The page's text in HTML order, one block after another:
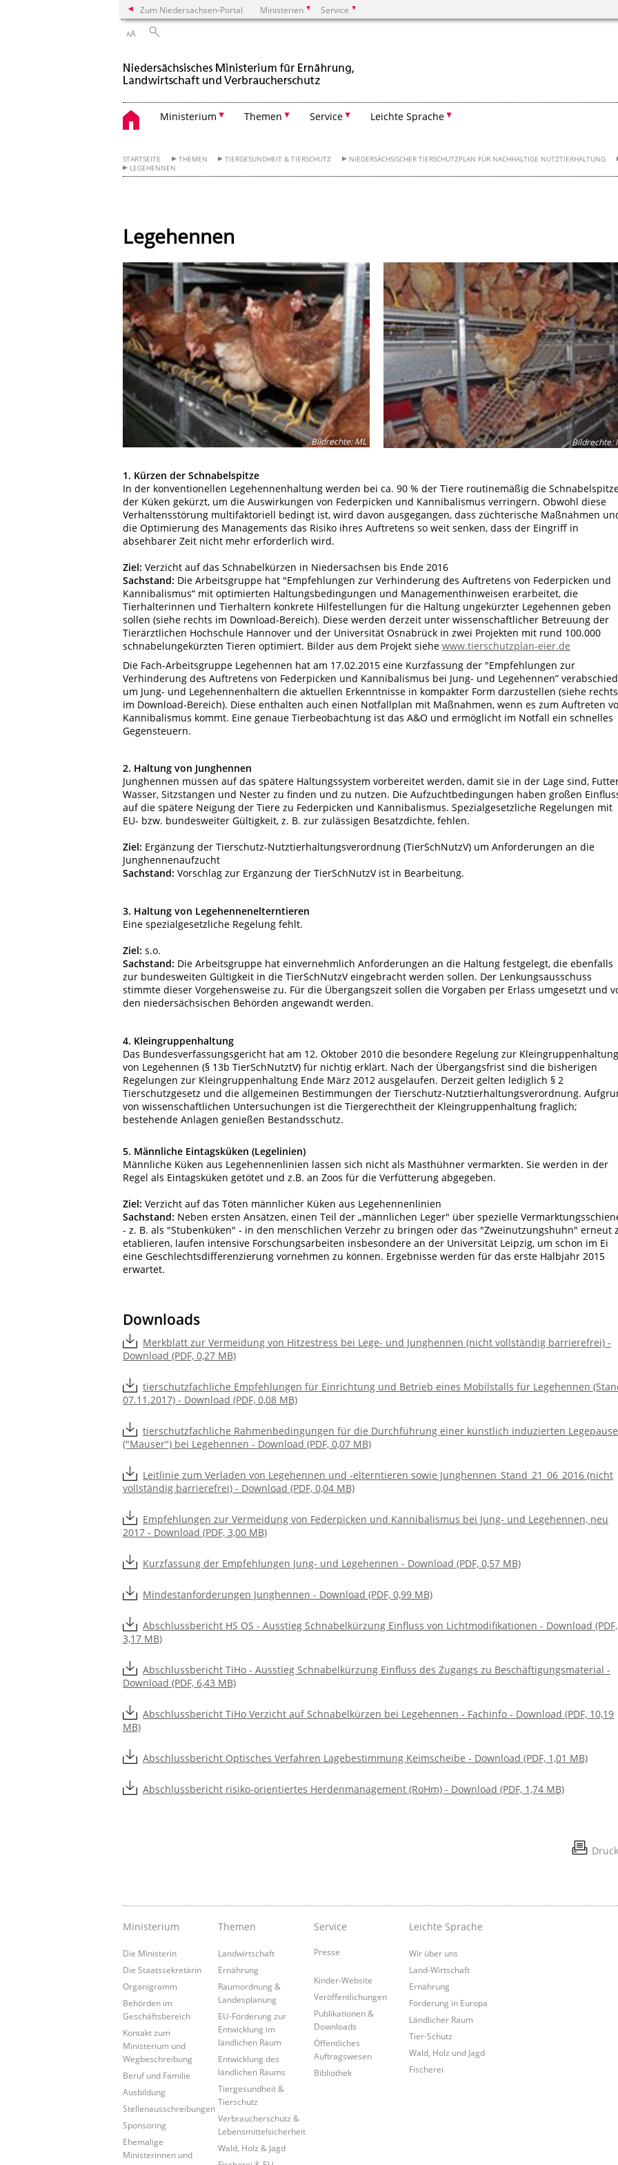
Zum Niedersachsen-Portal Ministerien Service
AA
Ministerium Themen Service Leichte Sprache
STARTSEITE THEMEN TIERGESUNDHEIT & TIERSCHUTZ
NIEDERSÄCHSISCHER TIERSCHUTZPLAN FÜR NACHHALTIGE NUTZTIERHALTUNG
LEGEHENNEN
Legehennen
Bildrechte:ML Bildrechte:
1. Kürzen der Schnabelspitze
In der konventionellen Legehennenhaltung werden bei ca. 90 % der Tiere routinemäßig die
der Küken gekürzt, um die Auswirkungen von Federpicken und Kannibalismus verringern. Obwohl diese
Verhaltensstörung multifaktoriell bedingt ist, wird davon ausgegangen, dass züchterische Maßnahmen
die Optimierung des Managements das Risiko ihres Auftretens so weit senken, dass der Eingriff in
absehbarer Zeit nicht mehr erforderlich wird.
Ziel: Verzicht auf das Schnabelkürzen in Niedersachsen bis Ende 2016
Sachstand: Die Arbeitsgruppe hat "Empfehlungen zur Verhinderung des Auftretens von Federpicken und
Kannibalismus“ mit optimierten Haltungsbedingungen und Managementhinweisen erarbeitet, die
Tierhalterinnen und Tierhaltern konkrete Hilfestellungen für die Haltung ungekürzter Legehennen geben
sollen (siehe rechts im Download-Bereich). Diese werden derzeit unter wissenschaftlicher Betreuung der
Tierärztlichen Hochschule Hannover und der Universität Osnabrück in zwei Projekten mit rund 100.000
schnabelungekürzten Tieren optimiert. Bilder aus dem Projekt siehe www.tierschutzplan-eier.de
Die Fach-Arbeitsgruppe Legehennen hat am 17.02.2015 eine Kurzfassung der "Empfehlungen zur
Verhinderung des Auftretens von Federpicken und Kannibalismus bei Jung- und Legehennen”
um Jung- und Legehennenhaltern die aktuellen Erkenntnisse in kompakter Form darzustellen (siehe rechts
im Download-Bereich). Diese enthalten auch einen Notfallplan mit Maßnahmen, wenn es zum Auftreten
Kannibalismus kommt. Eine genaue Tierbeobachtung ist das A&O und ermöglicht im Notfall ein schnelles
Gegensteuern.
2. Haltung von Junghennen
Junghennen müssen auf das spätere Haltungssystem vorbereitet werden, damit sie in der Lage sind,
Wasser, Sitzstangen und Nester zu finden und zu nutzen. Die Aufzuchtbedingungen haben großen
auf die spätere Neigung der Tiere zu Federpicken und Kannibalismus. Spezialgesetzliche Regelungen mit
EU- bzw. bundesweiter Gültigkeit, z. B. zur zulässigen Besatzdichte, fehlen.
Ziel: Ergänzung der Tierschutz-Nutztierhaltungsverordnung (TierSchNutzV) um Anforderungen an die
Junghennenaufzucht
Sachstand: Vorschlag zur Ergänzung der TierSchNutzV ist in Bearbeitung.
3. Haltung von Legehennenelterntieren
Eine spezialgesetzliche Regelung fehlt.
Ziel: s.o.
Sachstand: Die Arbeitsgruppe hat einvernehmlich Anforderungen an die Haltung festgelegt, die ebenfalls
zur bundesweiten Gültigkeit in die TierSchNutzV eingebracht werden sollen. Der Lenkungsausschuss
stimmte dieser Vorgehensweise zu. Für die Übergangszeit sollen die Vorgaben per Erlass umgesetzt und
den niedersächsischen Behörden angewandt werden.
4. Kleingruppenhaltung
Das Bundesverfassungsgericht hat am 12. Oktober 2010 die besondere Regelung zur Kleingruppenhaltung
von Legehennen (§ 13b TierSchNutztV) für nichtig erklärt. Nach der Übergangsfrist sind die bisherigen
Regelungen zur Kleingruppenhaltung Ende März 2012 ausgelaufen. Derzeit gelten lediglich § 2
Tierschutzgesetz und die allgemeinen Bestimmungen der Tierschutz-Nutztierhaltungsverordnung.
von wissenschaftlichen Untersuchungen ist die Tiergerechtheit der Kleingruppenhaltung fraglich;
bestehende Anlagen genießen Bestandsschutz.
5. Männliche Eintagsküken (Legelinien)
Männliche Küken aus Legehennenlinien lassen sich nicht als Masthühner vermarkten. Sie werden in der
Regel als Eintagsküken getötet und z.B. an Zoos für die Verfütterung abgegeben.
Ziel: Verzicht auf das Töten männlicher Küken aus Legehennenlinien
Sachstand: Neben ersten Ansätzen, einen Teil der „männlichen Leger" über spezielle
- z. B. als "Stubenküken" - in den menschlichen Verzehr zu bringen oder das "Zweinutzungshuhn" erneut
etablieren, laufen intensive Forschungsarbeiten insbesondere an der Universität Leipzig, um schon im Ei
eine Geschlechtsdifferenzierung vornehmen zu können. Ergebnisse werden für das erste Halbjahr 2015
erwartet.
Downloads
Merkblatt zur Vermeidung von Hitzestress bei Lege- und Junghennen (nicht vollständig barrierefrei) -
Download (PDF, 0,27 MB)
tierschutzfachliche Empfehlungen für Einrichtung und Betrieb eines Mobilstalls für Legehennen
07.11.2017) - Download (PDF, 0,08 MB)
tierschutzfachliche Rahmenbedingungen für die Durchführung einer künstlich induzierten Legepause
("Mauser") bei Legehennen - Download (PDF, 0,07 MB)
Leitlinie zum Verladen von Legehennen und -elterntieren sowie Junghennen_Stand_21_06_2016 (nicht
vollständig barrierefrei) - Download (PDF, 0,04 MB)
Empfehlungen zur Vermeidung von Federpicken und Kannibalismus bei Jung- und Legehennen, neu
2017 - Download (PDF, 3,00 MB)
Kurzfassung der Empfehlungen Jung- und Legehennen - Download (PDF, 0,57 MB)
Mindestanforderungen Junghennen - Download (PDF, 0,99 MB)
Abschlussbericht HS OS - Ausstieg Schnabelkürzung Einfluss von Lichtmodifikationen - Download (PDF,
3,17 MB)
Abschlussbericht TiHo - Ausstieg Schnabelkürzung Einfluss des Zugangs zu Beschäftigungsmaterial -
Download (PDF, 6,43 MB)
Abschlussbericht TiHo Verzicht auf Schnabelkürzen bei Legehennen - Fachinfo - Download (PDF, 10,19
MB)
Abschlussbericht Optisches Verfahren Lagebestimmung Keimscheibe - Download (PDF, 1,01 MB)
Abschlussbericht risiko-orientiertes Herdenmanagement (RoHm) - Download (PDF, 1,74 MB)
Ministerium
Die Ministerin
Die Staatssekretärin
Organigramm
Behörden im
Geschäftsbereich
Kontakt zum
Ministerium und
Wegbeschreibung
Beruf und Familie
Ausbildung
Stellenausschreibungen
Sponsoring
Ehemalige
Ministerinnen und
Themen
Landwirtschaft
Ernährung
Raumordnung &
Landesplanung
EU-Förderung zur
Entwicklung im
ländlichen Raum
Entwicklung des
ländlichen Raums
Tiergesundheit &
Tierschutz
Verbraucherschutz &
Lebensmittelsicherheit
Wald, Holz & Jagd
Service
Presse
Kinder-Website
Veröffentlichungen
Publikationen &
Downloads
Öffentliches
Auftragswesen
Bibliothek
Leichte Sprache
Wir über uns
Land-Wirtschaft
Ernährung
Förderung in Europa
Ländlicher Raum
Tier-Schutz
Wald, Holz und Jagd
Fischerei